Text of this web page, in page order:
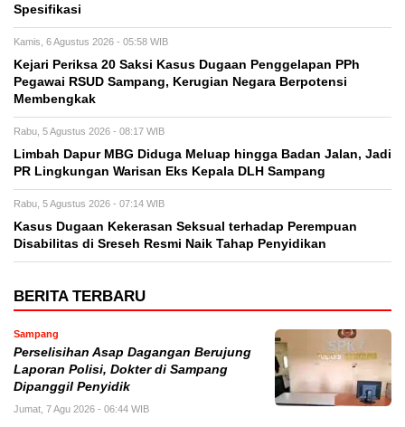
Spesifikasi
Kamis, 6 Agustus 2026 - 05:58 WIB
Kejari Periksa 20 Saksi Kasus Dugaan Penggelapan PPh
Pegawai RSUD Sampang, Kerugian Negara Berpotensi
Membengkak
Rabu, 5 Agustus 2026 - 08:17 WIB
Limbah Dapur MBG Diduga Meluap hingga Badan Jalan, Jadi
PR Lingkungan Warisan Eks Kepala DLH Sampang
Rabu, 5 Agustus 2026 - 07:14 WIB
Kasus Dugaan Kekerasan Seksual terhadap Perempuan
Disabilitas di Sreseh Resmi Naik Tahap Penyidikan
BERITA TERBARU
Sampang
Perselisihan Asap Dagangan Berujung
Laporan Polisi, Dokter di Sampang
Dipanggil Penyidik
Jumat, 7 Agu 2026 - 06:44 WIB